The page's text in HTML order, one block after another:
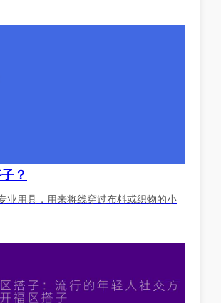
？
业用具，用来将线穿过布料或织物的小